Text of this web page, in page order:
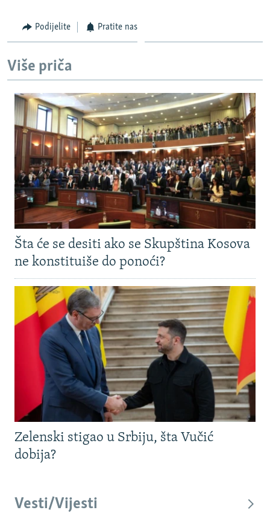
VIŠE OD NASLOVA
POPLAVE I KLIZIŠTA U BIH 2024.
TV LIBERTY
POST SCRIPTUM
MOJA EVROPA
TRI DECENIJE OD RATA U BIH
SVE KARTE DEJTONA
NASTANAK I RASPAD JUGOSLAVIJE
PRATITE NAS
Sve RFE/RL stranice
Podijelite Pratite nas
Više priča
Šta će se desiti ako se Skupština Kosova
ne konstituiše do ponoći?
Zelenski stigao u Srbiju, šta Vučić
dobija?
Vesti/Vijesti